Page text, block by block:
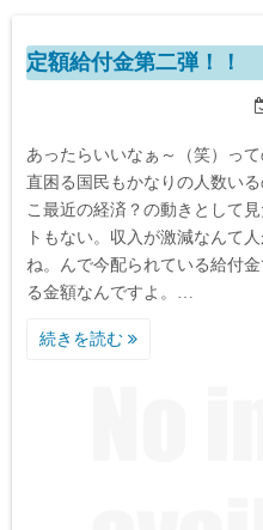
定額給付金第二弾！！
あったらいいなぁ～（笑）っ
直困る国民もかなりの人数い
こ最近の経済？の動きとして
トもない。収入が激減なんて
ね。んで今配られている給付
る金額なんですよ。…
続きを読む